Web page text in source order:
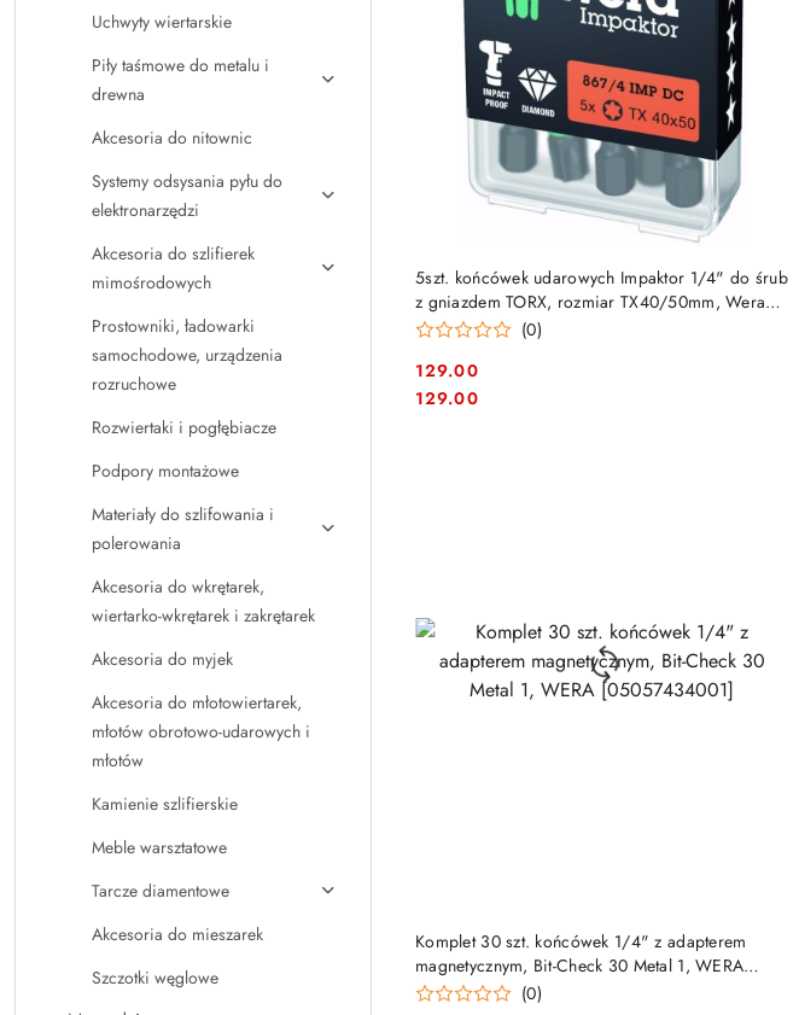
Uchwyty wiertarskie
Piły taśmowe do metalu i
drewna
Akcesoria do nitownic
Systemy odsysania pyłu do
elektronarzędzi
Akcesoria do szlifierek
mimośrodowych
Prostowniki, ładowarki
samochodowe, urządzenia
rozruchowe
Rozwiertaki i pogłębiacze
Podpory montażowe
Materiały do szlifowania i
polerowania
Akcesoria do wkrętarek,
wiertarko-wkrętarek i zakrętarek
Akcesoria do myjek
Akcesoria do młotowiertarek,
młotów obrotowo-udarowych i
młotów
Kamienie szlifierskie
Meble warsztatowe
Tarcze diamentowe
Akcesoria do mieszarek
Szczotki węglowe
5szt. końcówek udarowych Impaktor 1/4" do śrub
z gniazdem TORX, rozmiar TX40/50mm, Wera
[05057667001](0)
Cena:
129.00
Cena:
129.00
DO KOSZYKA
Komplet 30 szt. końcówek 1/4" z adapterem
magnetycznym, Bit-Check 30 Metal 1, WERA
[05057434001](0)
DO KOSZYKA